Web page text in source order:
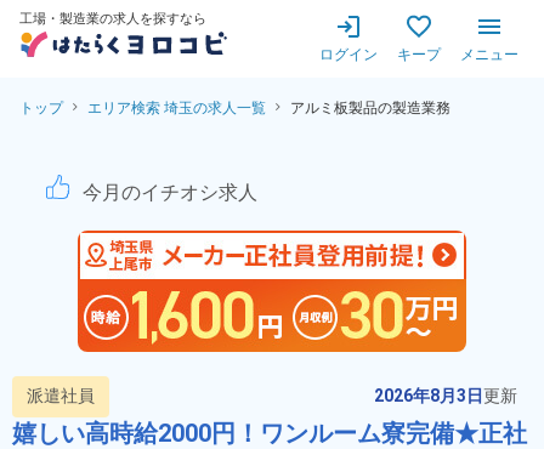
工場・製造業の求人を探すなら
ログイン キープ メニュー
トップ エリア検索 埼玉の求人一覧 アルミ板製品の製造業務
アルミ板製品の製造業務！
今月のイチオシ求人
派遣社員 2026年8月3日更新
嬉しい高時給2000円！ワンルーム寮完備★正社